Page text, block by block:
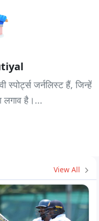
स्पोर्ट्स जर्नलिस्ट हैं, जिन्हें
लगाव है।...
View All